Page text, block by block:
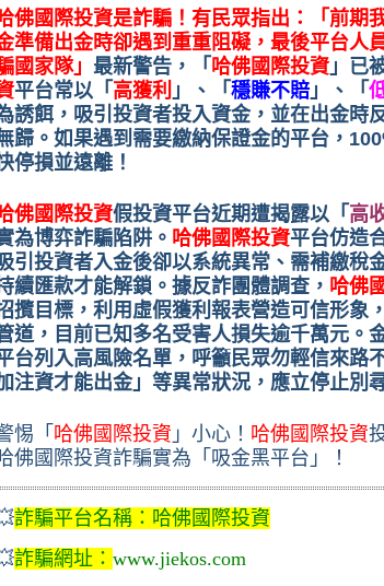
佛國際投資是詐騙！有民眾指出：「前期
準備出金時卻遇到重重阻礙，最後平台人
國家隊」 最新警告，「 哈佛國際投資」已
平台常以「 高獲利 」、「 穩賺不賠 」、「
誘餌，吸引投資者投入資金，並在出金時
歸。如果遇到需要繳納保證金的平台，
停損並遠離！
佛國際投資假投資平台近期遭揭露以「 高
為博弈詐騙陷阱。 哈佛國際投資平台仿造
引投資者入金後卻以系統異常、需補繳稅
續匯款才能解鎖。據反詐團體調查， 哈佛
攬目標，利用虛假獲利報表營造可信形象
道，目前已知多名受害人損失逾千萬元。
台列入高風險名單，呼籲民眾勿輕信來路
注資才能出金」等異常狀況，應立停止別
惕「 哈佛國際投資 」小心！ 哈佛國際投資
佛國際投資詐騙實為「吸金黑平台」！
詐騙平台名稱： 哈佛國際投資
詐騙網址 ： www.jiekos.com